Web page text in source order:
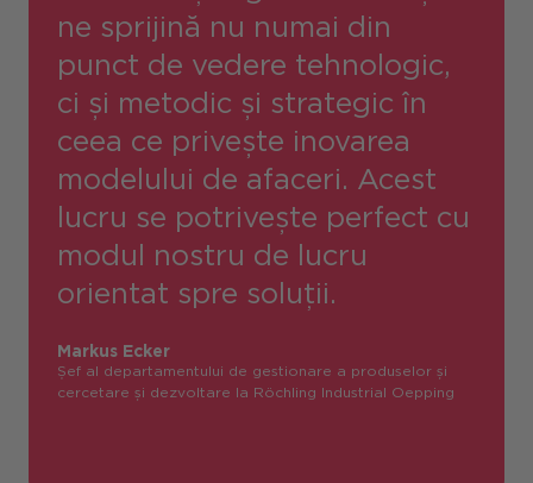
ne sprijină nu numai din
punct de vedere tehnologic,
ci și metodic și strategic în
ceea ce privește inovarea
modelului de afaceri. Acest
lucru se potrivește perfect cu
modul nostru de lucru
orientat spre soluții.
Markus Ecker
Șef al departamentului de gestionare a produselor și
cercetare și dezvoltare la Röchling Industrial Oepping